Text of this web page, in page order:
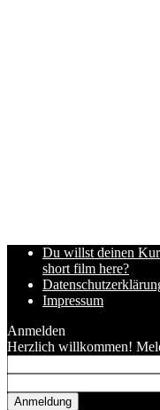
Du willst deinen
short film here?
Impressum
Anmelden
Herzlich willkommen!